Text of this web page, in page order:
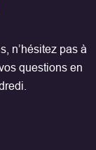
n’hésitez pas à
questions en